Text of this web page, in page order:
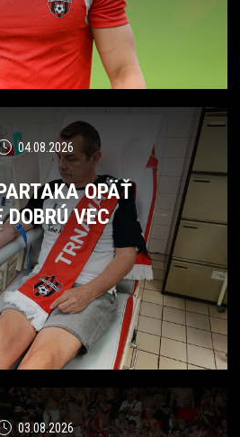
04.08.2026
OPÄŤ
VEC
03.08.2026